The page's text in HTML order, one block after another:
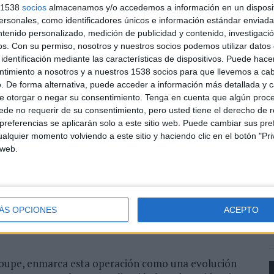
socios almacenamos y/o accedemos a información en un
como identificadores únicos e información estándar
personalizado, medición de publicidad y contenido,
Con su permiso, nosotros y nuestros socios podemos utilizar datos
mediante las características de dispositivos. Puede
a nosotros y a nuestros 1538 socios para que llevemos a
De forma alternativa, puede acceder a información más detallada y
otorgar o negar su consentimiento. Tenga en cuenta que algún
no requerir de su consentimiento, pero usted tiene el derecho de
se aplicarán solo a este sitio web. Puede cambiar sus
momento volviendo a este sitio y haciendo clic en el botón
OPCIONES ACEPTO
la estrategia del grupo francés para ampliar
y transformación empresarial basada en
LiveRamppor un valor empresarial total de
en efectivo que supone una prima cercana
antes del anuncio.
en el ámbito de la “data co-creation”, un
fuentes de datos para generar activos de
avanzados de inteligencia artificial y agentes
las capacidades de identidad de
de clean rooms, conectividad de datos y
conecta actualmente más de 25.000 dominios
datos en 14 mercados, trabajando con miles de
enmarca esta operación como una evolución